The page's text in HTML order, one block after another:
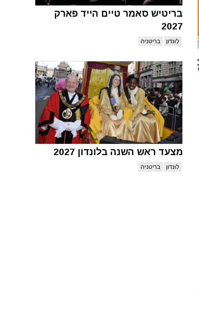
בריטיש סאמר טיים הייד פארק
2027
לונדון בריטניה
מצעד ראש השנה בלונדון 2027
לונדון בריטניה